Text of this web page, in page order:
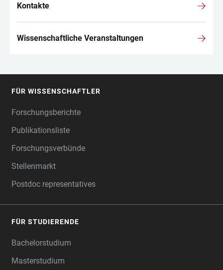
Kontakte
Wissenschaftliche Veranstaltungen
FÜR WISSENSCHAFTLER
Forschungsberichte
Publikationsliste
Forschungsverbünde
Stellenmarkt
Postdoc representatives
FÜR STUDIERENDE
Bachelorstudium
Masterstudium